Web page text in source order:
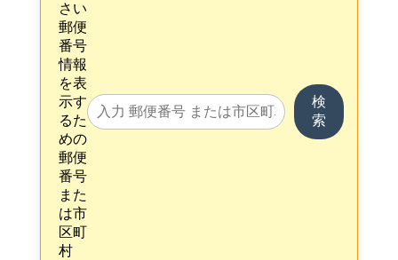
さい
郵便
番号
情報
を表
示す
るた
めの
郵便
番号
また
は市
区町
村
検
索